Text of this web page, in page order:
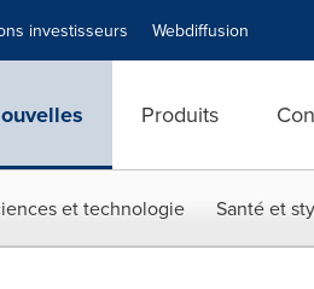
investisseurs Webdiffusion
Produits
et technologie Santé et